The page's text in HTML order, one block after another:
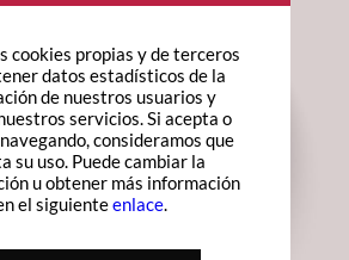
cookies propias y de terceros
datos estadísticos de la
de nuestros usuarios y
servicios. Si acepta o
consideramos que
su uso. Puede cambiar la
u obtener más información
el siguienteenlace